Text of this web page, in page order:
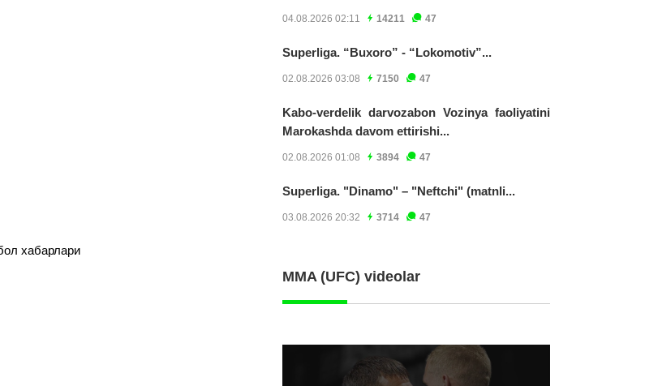
хабарлари
04.08.2026 02:11 14211 47
Superliga. “Buxoro” - “Lokomotiv”...
02.08.2026 03:08 7150 47
Kabo-verdelik darvozabon Vozinya faoliyatini
Marokashda davom ettirishi...
02.08.2026 01:08 3894 47
Superliga. "Dinamo" – "Neftchi" (matnli...
03.08.2026 20:32 3714 47
MMA (UFC) videolar